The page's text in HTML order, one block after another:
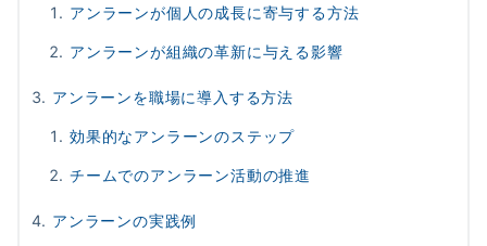
アンラーンが個人の成長に寄与する方法
アンラーンが組織の革新に与える影響
アンラーンを職場に導入する方法
効果的なアンラーンのステップ
チームでのアンラーン活動の推進
アンラーンの実践例